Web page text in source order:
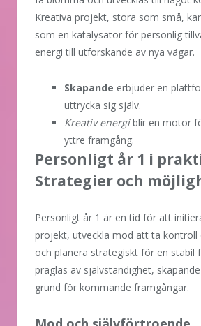
Kreativa projekt, stora som små,
som en katalysator för personlig
energi till utforskande av nya vägar.
Skapande erbjuder en
uttrycka sig själv.
Kreativ energiblir en motor
yttre framgång.
Personligt år 1 i
Strategier och
Personligt år 1 är en tid för att
projekt, utveckla mod att ta kontroll
och planera strategiskt för en stabil
präglas av självständighet,
grund för kommande framgångar.